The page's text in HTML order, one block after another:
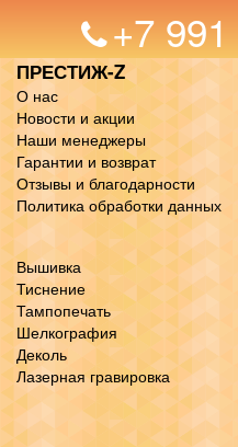
+7
ПРЕСТИЖ-Z
О нас
Новости и акции
Наши менеджеры
Гарантии и возврат
Отзывы и благодарности
Политика обработки данных
Вышивка
Тиснение
Тампопечать
Шелкография
Деколь
Лазерная гравировка